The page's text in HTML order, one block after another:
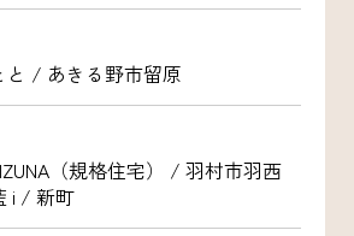
と / あきる野市留原
（規格住宅） / 羽村市羽西
i / 新町